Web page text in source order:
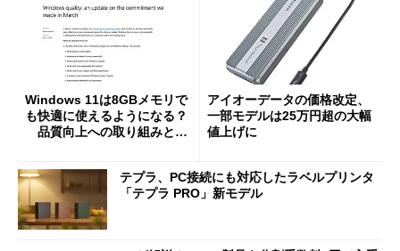
Windows 11は8GBメモリで
も快適に使えるようになる？
品質向上への取り組みと
アイオーデータの価格改定、
一部モデルは25万円超の大幅
値上げに
テプラ、PC接続にも対応したラベルプリンタ
「テプラ PRO」新モデル